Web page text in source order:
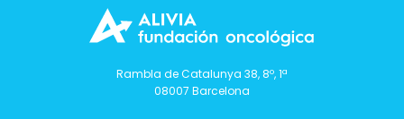
Rambla de Catalunya 38, 8º, 1ª
08007 Barcelona